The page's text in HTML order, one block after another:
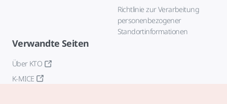
Richtlinie zur Verarbeitung
personenbezogener
Standortinformationen
Verwandte Seiten
Über KTO
K-MICE